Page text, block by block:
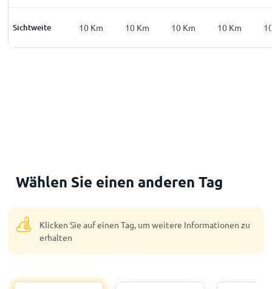
Sichtweite
10Km 10 Km 10 Km 10 Km 10 Km
Wählen Sie einen anderen Tag
Klicken Sie auf einen Tag, um weitere Informationen zu
erhalten